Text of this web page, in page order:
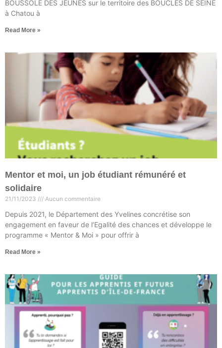
BOUSSOLE DES JEUNES sur le territoire des BOUCLES DE SEINE
à Chatou à
Read More »
Mentor et moi, un job étudiant rémunéré et
solidaire
21/11/2023 Aucun commentaire
Depuis 2021, le Département des Yvelines concrétise son
engagement en faveur de l’Egalité des chances et développe le
programme « Mentor & Moi » pour offrir à
Read More »